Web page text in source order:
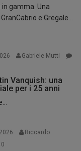
gamma. Una
e Gregale...
Gabriele Mutti
Vanquish: una
per i 25 anni
Riccardo
0